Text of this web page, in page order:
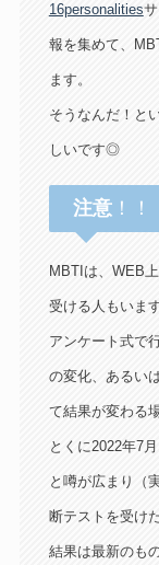
16personalities
報を集めて、
ます。
そうなんだ！と
しいです◎
注意 ！！
MBTIは、WEB
受ける人もいます
アンケート式で
の変化、あるい
て結果が変わる
とくに2022年7
と噂が広まり（
断テストを受け
結果は最新のも